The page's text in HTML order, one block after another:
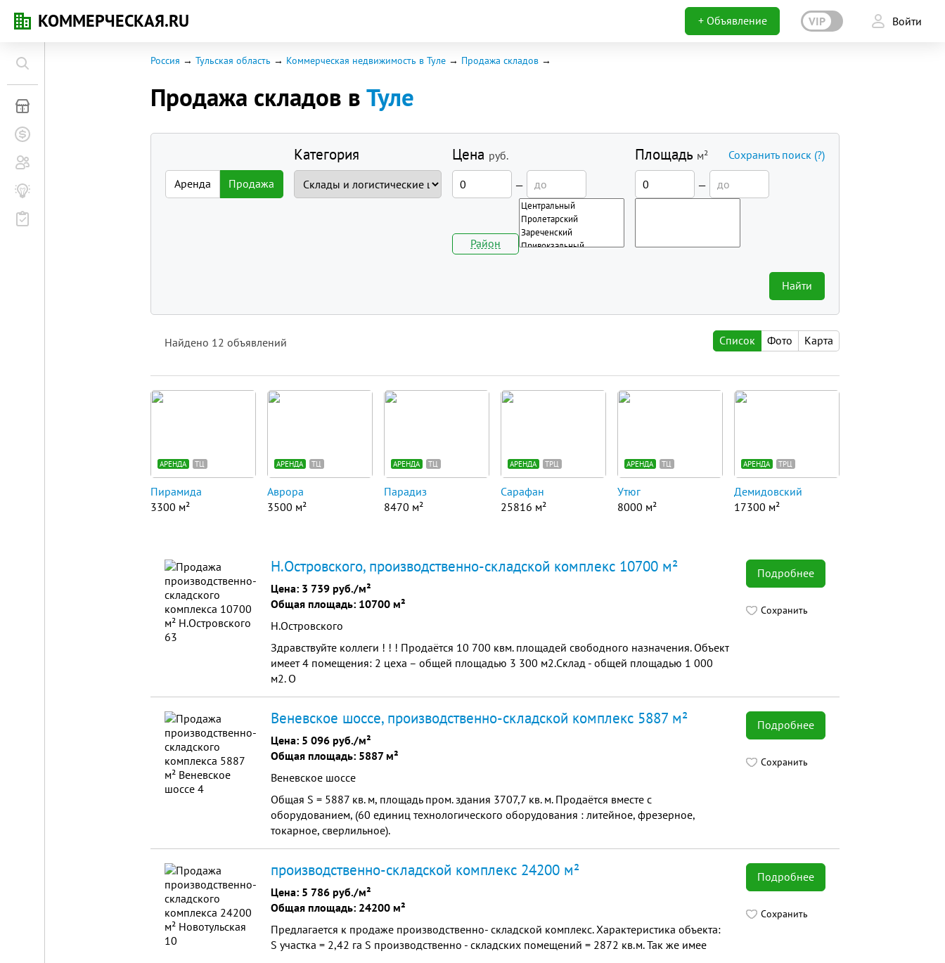
КОММЕРЧЕСКАЯ.RU + Объявление VIP Войти
Коммерческая недвижимость
Россия Тульская область Коммерческая недвижимость в Туле Продажа складов
Продажа складов вТуле
Аренда Продажа
Категория Цена руб.
—
Район
Площадь м²
—
Найти
Сохранить поиск (?)
Найдено 12 объявлений Список Фото Карта
АРЕНДА ТЦ
Пирамида
3300 м²
АРЕНДА ТЦ
Аврора
3500 м²
АРЕНДА ТЦ
Парадиз
8470 м²
АРЕНДА ТРЦ
Сарафан
25816 м²
АРЕНДА ТЦ
Утюг
8000 м²
АРЕНДА ТРЦ
Демидовский
17300 м²
Подробнее
Сохранить
Н.Островского, производственно-складской комплекс 10700 м²
Цена: 3 739 руб./м²
Общая площадь: 10700 м²
Н.Островского
Здравствуйте коллеги ! ! ! Продаётся 10 700 квм. площадей свободного назначения. Объект
имеет 4 помещения: 2 цеха – общей площадью 3 300 м2.Склад - общей площадью 1 000
м2. О
Подробнее
Сохранить
Веневское шоссе, производственно-складской комплекс 5887 м²
Цена: 5 096 руб./м²
Общая площадь: 5887 м²
Веневское шоссе
Общая S = 5887 кв. м, площадь пром. здания 3707,7 кв. м. Продаётся вместе с
оборудованием, (60 единиц технологического оборудования : литейное, фрезерное,
токарное, сверлильное).
Подробнее
Сохранить
производственно-складской комплекс 24200 м²
Цена: 5 786 руб./м²
Общая площадь: 24200 м²
Предлагается к продаже производственно- складской комплекс. Характеристика объекта:
S участка = 2,42 га S производственно - складских помещений = 2872 кв.м. Так же имее